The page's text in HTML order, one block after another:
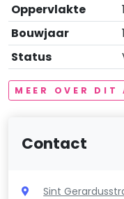
Oppervlakte
Bouwjaar
Status
MEER OVER DIT
Contact
Sint